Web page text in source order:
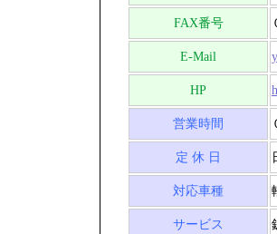
FAX番号
E-Mail
HP
営業時間
定 休 日
対応車種
サービス